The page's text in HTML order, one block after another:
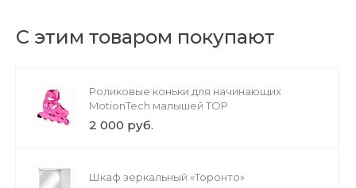
С этим товаром покупают
Роликовые коньки для начинающих
MotionTech малышей TOP
2 000 руб.
Шкаф зеркальный «Торонто»